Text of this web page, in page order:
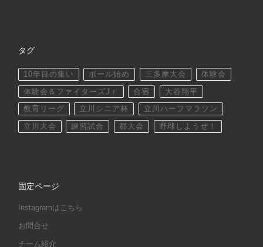
タグ
10年目の集い ボール始め 三多摩大会 体験会
体験会＆ファイターズJｒ 合宿 大谷翔平
教育リーグ 立川シニア杯 立川ハーフマラソン
立川大会 練習試合 都大会 野球しようぜ！
固定ページ
Instagramはこちら
お問合せ
チーム紹介